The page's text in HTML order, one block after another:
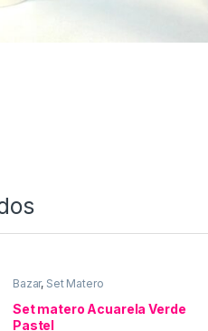
Bazar, Set Matero
Set matero Acuarela Verde
Pastel